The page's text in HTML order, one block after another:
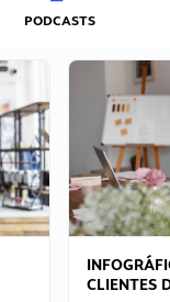
PODCASTS
CLIENTES